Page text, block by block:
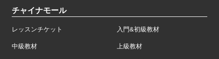
チャイナモール
レッスンチケット 入門&初級教材
中級教材 上級教材